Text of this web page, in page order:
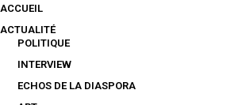
ACCUEIL
ACTUALITÉ
POLITIQUE
INTERVIEW
ECHOS DE LA DIASPORA